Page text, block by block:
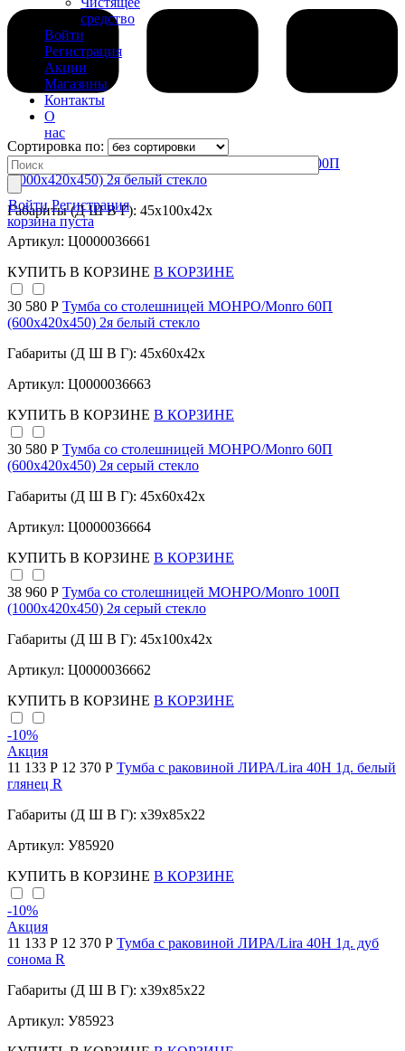
средство
Войти
Регистрация
Акции
Магазины
Контакты
О
нас
Войти Регистрация
корзина пуста
Сортировка по:
38 960 Р
Тумба со столешницей МОНРО/Monro 100П
(1000х420х450) 2я белый стекло
Габариты (Д Ш В Г): 45x100x42x
Артикул: Ц0000036661
КУПИТЬ В КОРЗИНЕ В КОРЗИНЕ
30 580 Р Тумба со столешницей МОНРО/Monro 60П
(600х420х450) 2я белый стекло
Габариты (Д Ш В Г): 45x60x42x
Артикул: Ц0000036663
КУПИТЬ В КОРЗИНЕ В КОРЗИНЕ
30 580 Р Тумба со столешницей МОНРО/Monro 60П
(600х420х450) 2я серый стекло
Габариты (Д Ш В Г): 45x60x42x
Артикул: Ц0000036664
КУПИТЬ В КОРЗИНЕ В КОРЗИНЕ
38 960 Р Тумба со столешницей МОНРО/Monro 100П
(1000х420х450) 2я серый стекло
Габариты (Д Ш В Г): 45x100x42x
Артикул: Ц0000036662
КУПИТЬ В КОРЗИНЕ В КОРЗИНЕ
-10%
Акция
11 133 Р 12 370 Р Тумба с раковиной ЛИРА/Lira 40Н 1д. белый
глянец R
Габариты (Д Ш В Г): x39x85x22
Артикул: У85920
КУПИТЬ В КОРЗИНЕ В КОРЗИНЕ
-10%
Акция
11 133 Р 12 370 Р Тумба с раковиной ЛИРА/Lira 40Н 1д. дуб
сонома R
Габариты (Д Ш В Г): x39x85x22
Артикул: У85923